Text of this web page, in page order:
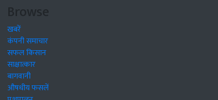
Browse
खबरें
कंपनी समाचार
सफल किसान
साक्षात्कार
बागवानी
औषधीय फसलें